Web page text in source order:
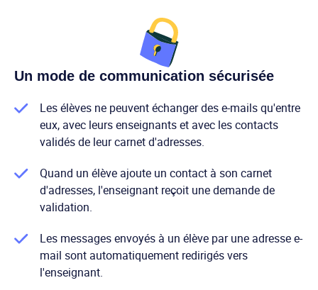
Un mode de communication sécurisée
Les élèves ne peuvent échanger des e-mails qu'entre
eux, avec leurs enseignants et avec les contacts
validés de leur carnet d'adresses.
Quand un élève ajoute un contact à son carnet
d'adresses, l'enseignant reçoit une demande de
validation.
Les messages envoyés à un élève par une adresse e-
mail sont automatiquement redirigés vers
l'enseignant.